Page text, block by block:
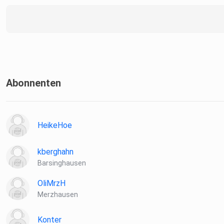
Abonnenten
HeikeHoe
kberghahn
Barsinghausen
OliMrzH
Merzhausen
Konter